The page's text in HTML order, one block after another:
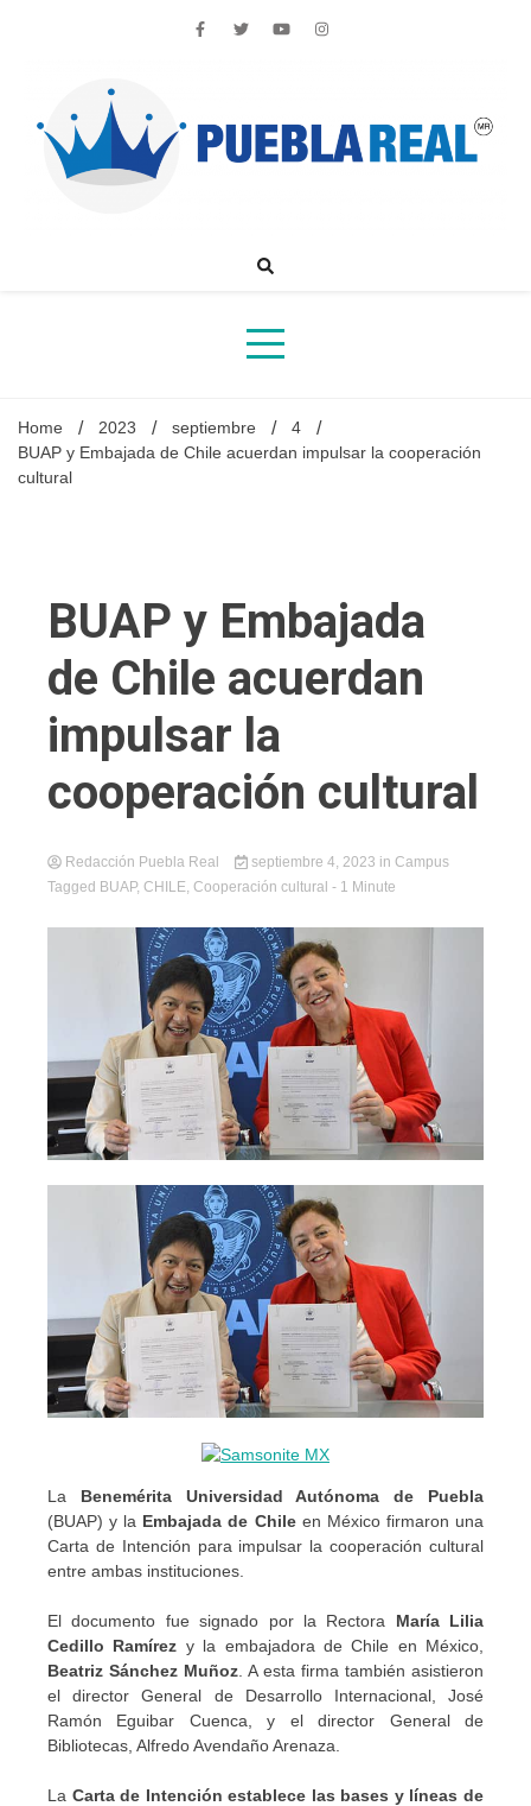
Noticias de actualidad de Puebla, México y el mundo
Home 2023 septiembre
4
BUAP y Embajada de Chile acuerdan impulsar la cooperación
cultural
BUAP y Embajada
de Chile acuerdan
impulsar la
cooperación cultural
Redacción Puebla Real septiembre 4, 2023 in Campus
Tagged BUAP, CHILE, Cooperación cultural - 1 Minute
La Benemérita Universidad Autónoma de Puebla
(BUAP) y la Embajada de Chileen México firmaron una
Carta de Intención para impulsar la cooperación cultural
entre ambas instituciones.
El documento fue signado por la Rectora María Lilia
Cedillo Ramírez y la embajadora de Chile en México,
Beatriz Sánchez Muñoz . A esta firma también asistieron
el director General de Desarrollo Internacional, José
Ramón Eguibar Cuenca, y el director General de
Bibliotecas, Alfredo Avendaño Arenaza.
La Carta de Intención establece las bases y líneas de